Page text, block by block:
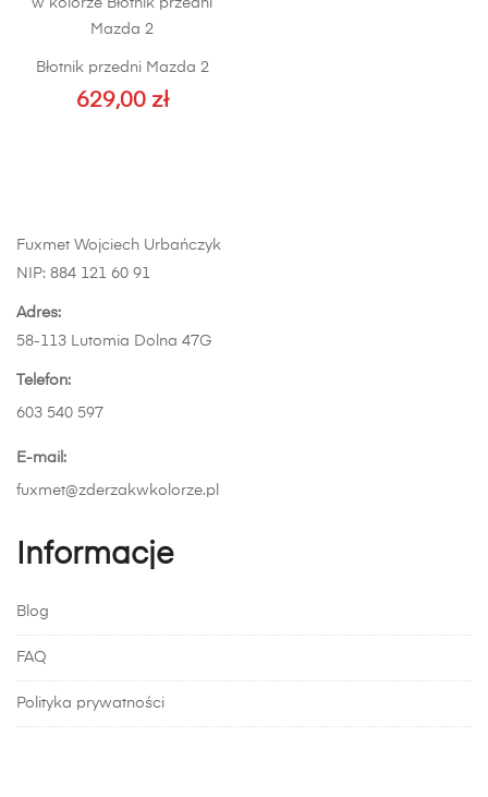
Błotnik przedni Mazda 2
629,00 zł
na
Fuxmet Wojciech Urbańczyk
NIP: 884 121 60 91
Adres:
58-113 Lutomia Dolna 47G
Telefon:
603 540 597
E-mail:
fuxmet@zderzakwkolorze.pl
Informacje
Blog
FAQ
Polityka prywatności